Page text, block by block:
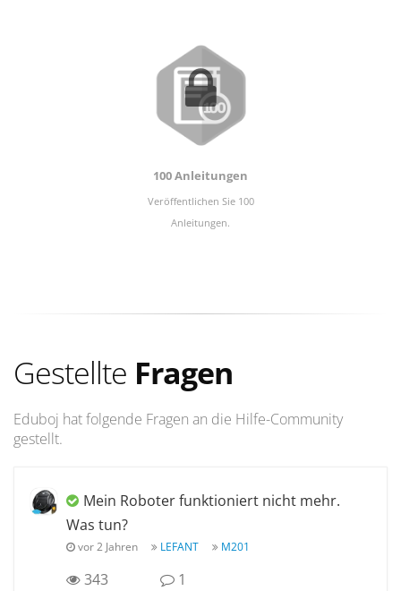
100 Anleitungen
Veröffentlichen Sie 100
Anleitungen.
Gestellte Fragen
Eduboj hat folgende Fragen an die Hilfe-Community
gestellt.
Mein Roboter funktioniert nicht mehr.
Was tun?
vor 2 Jahren LEFANT M201
343 1